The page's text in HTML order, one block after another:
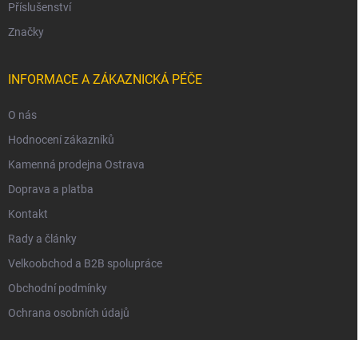
Příslušenství
Značky
INFORMACE A ZÁKAZNICKÁ PÉČE
O nás
Hodnocení zákazníků
Kamenná prodejna Ostrava
Doprava a platba
Kontakt
Rady a články
Velkoobchod a B2B spolupráce
Obchodní podmínky
Ochrana osobních údajů